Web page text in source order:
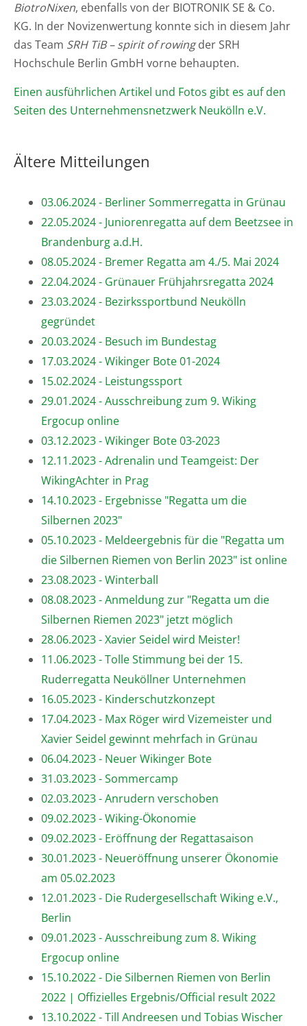
BiotroNixen, ebenfalls von der BIOTRONIK SE & Co.
KG. In der Novizenwertung konnte sich in diesem Jahr
das Team SRH TiB – spirit of rowingder SRH
Hochschule Berlin GmbH vorne behaupten.
Einen ausführlichen Artikel und Fotos gibt es auf den
Seiten des Unternehmensnetzwerk Neukölln e.V.
Ältere Mitteilungen
03.06.2024 - Berliner Sommerregatta in Grünau
22.05.2024 - Juniorenregatta auf dem Beetzsee in
Brandenburg a.d.H.
08.05.2024 - Bremer Regatta am 4./5. Mai 2024
22.04.2024 - Grünauer Frühjahrsregatta 2024
23.03.2024 - Bezirkssportbund Neukölln
gegründet
20.03.2024 - Besuch im Bundestag
17.03.2024 - Wikinger Bote 01-2024
15.02.2024 - Leistungssport
29.01.2024 - Ausschreibung zum 9. Wiking
Ergocup online
03.12.2023 - Wikinger Bote 03-2023
12.11.2023 - Adrenalin und Teamgeist: Der
WikingAchter in Prag
14.10.2023 - Ergebnisse "Regatta um die
Silbernen 2023"
05.10.2023 - Meldeergebnis für die "Regatta um
die Silbernen Riemen von Berlin 2023" ist online
23.08.2023 - Winterball
08.08.2023 - Anmeldung zur "Regatta um die
Silbernen Riemen 2023" jetzt möglich
28.06.2023 - Xavier Seidel wird Meister!
11.06.2023 - Tolle Stimmung bei der 15.
Ruderregatta Neuköllner Unternehmen
16.05.2023 - Kinderschutzkonzept
17.04.2023 - Max Röger wird Vizemeister und
Xavier Seidel gewinnt mehrfach in Grünau
06.04.2023 - Neuer Wikinger Bote
31.03.2023 - Sommercamp
02.03.2023 - Anrudern verschoben
09.02.2023 - Wiking-Ökonomie
09.02.2023 - Eröffnung der Regattasaison
30.01.2023 - Neueröffnung unserer Ökonomie
am 05.02.2023
12.01.2023 - Die Rudergesellschaft Wiking e.V.,
Berlin
09.01.2023 - Ausschreibung zum 8. Wiking
Ergocup online
15.10.2022 - Die Silbernen Riemen von Berlin
2022 | Offizielles Ergebnis/Official result 2022
13.10.2022 - Till Andreesen und Tobias Wischer